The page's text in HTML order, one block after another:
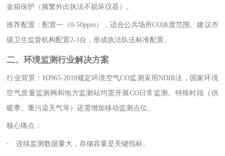
金箱保护（频繁外出执法不损坏仪器）。
推荐配置：配置一（0-50ppm），适合公共场所CO浓度范围。建议市
级卫生监督机构配置2-3台，形成执法队伍标准配置。
二、环境监测行业解决方案
行业背景：HJ965-2018规定环境空气CO监测采用NDIR法，国家环境
空气质量监测网和地方监测站均需开展CO日常监测。特殊时段（供
暖季、重污染天气等）还需增加移动监测点位。
核心痛点：
· 连续监测数据量大，存储容量是关键指标。